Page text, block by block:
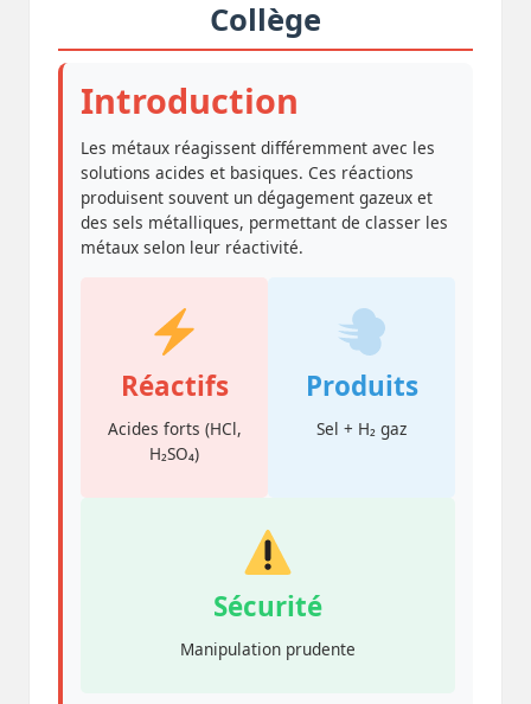
Collège
Introduction
Les métaux réagissent différemment avec les
solutions acides et basiques. Ces réactions
produisent souvent un dégagement gazeux et
des sels métalliques, permettant de classer les
métaux selon leur réactivité.
Réactifs
Acides forts (HCl,
H₂SO₄)
Produits
Sel + H₂ gaz
Sécurité
Manipulation prudente